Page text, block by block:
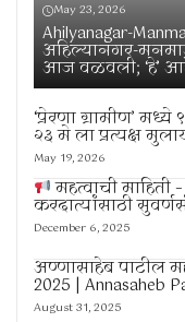
May 23, 2026
Ahilyanagar-
अहिल्यानगर-
आज वळवली; ‘हे’
‘प्रेरणा ग्रामीण’
२३ मे ला प्रत्यक्ष
May 19, 2026
महत्वाची माहिती
करदात्यांसाठी
December 6, 2025
अण्णासाहेब पाटील
2025 | Annasaheb
August 31, 2025